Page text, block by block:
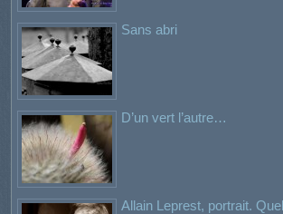
Sans abri
D’un vert l’autre…
Allain Leprest, portrait.